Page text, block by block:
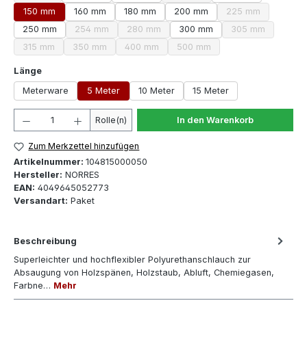
150 mm
160 mm 180 mm 200 mm 225 mm
(Diese Option
250 mm 254 mm
(Diese Option ist zurzeit nicht verfügbar.)
280 mm
(Diese Option ist zurzeit nicht verfügbar.)
300 mm 305 mm
(Diese Option
315 mm
(Diese Option ist zurzeit nicht verfügbar.)
350 mm
(Diese Option ist zurzeit nicht verfügbar.)
400 mm
(Diese Option ist zurzeit nicht verfügbar.)
500 mm
(Diese Option ist zurzeit
Längeauswählen
Meterware
5 Meter 10 Meter 15 Meter
Produkt Anzahl: Gib den gewünschten Wert ein
Rolle(n) In den Warenkorb
Zum Merkzettel hinzufügen
Artikelnummer: 104815000050
Hersteller: NORRES
EAN: 4049645052773
Versandart: Paket
Beschreibung
Superleichter und hochflexibler Polyurethanschlauch zur
Absaugung von Holzspänen, Holzstaub, Abluft, Chemiegasen,
Farbne… Mehr